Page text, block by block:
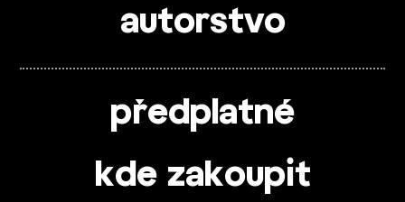
autorstvo
předplatné
kde zakoupit